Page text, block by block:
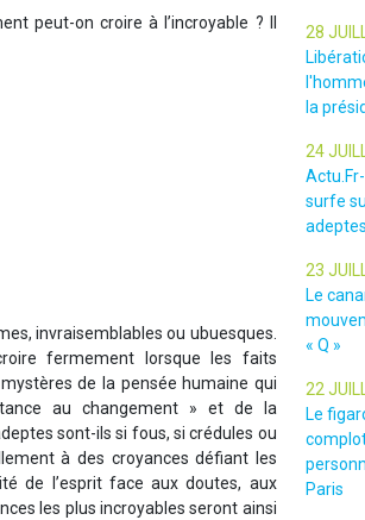
peut-on croire à l’incroyable ? Il
invraisemblables ou ubuesques.
fermement lorsque les faits
de la pensée humaine qui
au changement » et de la
sont-ils si fous, si crédules ou
à des croyances défiant les
de l’esprit face aux doutes, aux
les plus incroyables seront ainsi
28
la
24
surfe
23
Le
« Q »
22
Le
Paris